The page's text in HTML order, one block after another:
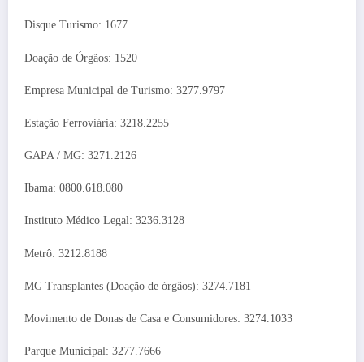
Disque Turismo: 1677
Doação de Órgãos: 1520
Empresa Municipal de Turismo: 3277.9797
Estação Ferroviária: 3218.2255
GAPA / MG: 3271.2126
Ibama: 0800.618.080
Instituto Médico Legal: 3236.3128
Metrô: 3212.8188
MG Transplantes (Doação de órgãos): 3274.7181
Movimento de Donas de Casa e Consumidores: 3274.1033
Parque Municipal: 3277.7666